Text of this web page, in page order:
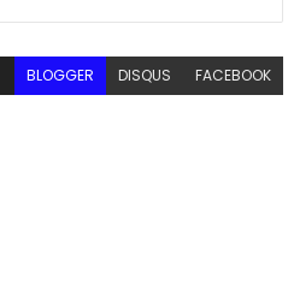
BLOGGER DISQUS FACEBOOK